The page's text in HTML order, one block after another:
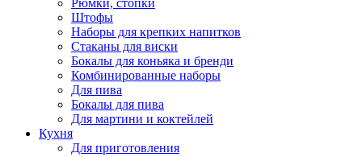
Рюмки, стопки
Штофы
Наборы для крепких напитков
Стаканы для виски
Бокалы для коньяка и бренди
Комбинированные наборы
Для пива
Бокалы для пива
Для мартини и коктейлей
Кухня
Для приготовления